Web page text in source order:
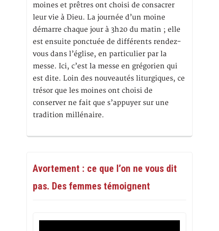
moines et prêtres ont choisi de consacrer
leur vie à Dieu. La journée d’un moine
démarre chaque jour à 3h20 du matin ; elle
est ensuite ponctuée de différents rendez-
vous dans l’église, en particulier par la
messe. Ici, c’est la messe en grégorien qui
est dite. Loin des nouveautés liturgiques, ce
trésor que les moines ont choisi de
conserver ne fait que s’appuyer sur une
tradition millénaire.
Avortement : ce que l’on ne vous dit
pas. Des femmes témoignent